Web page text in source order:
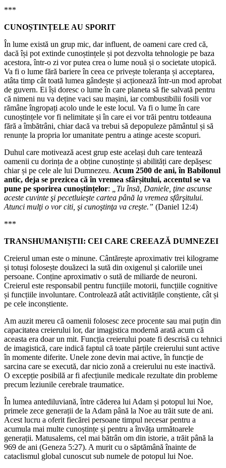
***
CUNOȘTINȚELE AU SPORIT
În lume există un grup mic, dar influent, de oameni care cred că,
dacă își pot extinde cunoștințele și pot dezvolta tehnologie pe baza
acestora, într-o zi vor putea crea o lume nouă și o societate utopică.
Va fi o lume fără bariere în ceea ce privește toleranța și acceptarea,
atâta timp cât toată lumea gândește și acționează într-un mod aprobat
de guvern. Ei își doresc o lume în care planeta să fie salvată pentru
că nimeni nu va deține vaci sau mașini, iar combustibilii fosili vor
rămâne îngropați acolo unde le este locul. Va fi o lume în care
cunoștințele vor fi nelimitate și în care ei vor trăi pentru totdeauna
fără a îmbătrâni, chiar dacă va trebui să depopuleze pământul și să
renunțe la propria lor umanitate pentru a atinge aceste scopuri.
Duhul care motivează acest grup este același duh care tentează
oamenii cu dorința de a obține cunoștințe și abilități care depășesc
chiar și pe cele ale lui Dumnezeu. Acum 2500 de ani, în Babilonul
antic, deja se prezicea că în vremea sfârșitului, accentul se va
pune pe sporirea cunoștințelor:
„Tu însă, Daniele, ţine ascunse
aceste cuvinte şi pecetluieşte cartea până la vremea sfârşitului.
Atunci mulţi o vor citi, şi cunoştinţa va creşte.” (Daniel 12:4)
***
TRANSHUMANIȘTII: CEI CARE CREEAZĂ DUMNEZEI
Creierul uman este o minune. Cântărește aproximativ trei kilograme
și totuși folosește douăzeci la sută din oxigenul și caloriile unei
persoane. Conține aproximativ o sută de miliarde de neuroni.
Creierul este responsabil pentru funcțiile motorii, funcțiile cognitive
și funcțiile involuntare. Controlează atât activitățile conștiente, cât și
pe cele inconștiente.
Am auzit mereu că oamenii folosesc zece procente sau mai puțin din
capacitatea creierului lor, dar imagistica modernă arată acum că
aceasta era doar un mit. Funcția creierului poate fi descrisă cu tehnici
de imagistică, care indică faptul că toate părțile creierului sunt active
în momente diferite. Unele zone devin mai active, în funcție de
sarcina care se execută, dar nicio zonă a creierului nu este inactivă.
O excepție posibilă ar fi afecțiunile medicale rezultate din probleme
precum leziunile cerebrale traumatice.
În lumea antediluviană, între căderea lui Adam și potopul lui Noe,
primele zece generații de la Adam până la Noe au trăit sute de ani.
Acest lucru a oferit fiecărei persoane timpul necesar pentru a
acumula mai multe cunoștințe și pentru a învăța următoarele
generații. Matusalems, cel mai bătrân om din istorie, a trăit până la
969 de ani (Geneza 5:27). A murit cu o săptămână înainte de
cataclismul global cunoscut sub numele de potopul lui Noe.